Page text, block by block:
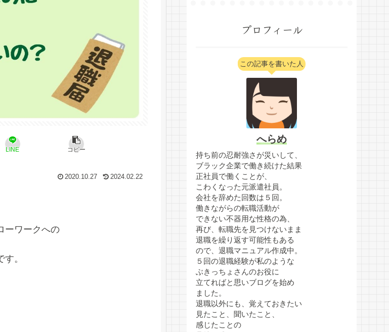
LINE コピー
2020.10.27 2024.02.22
ーワークへの
。
プロフィール
この記事を書いた人
へらめ
持ち前の忍耐強さが災いして、
ブラック企業で働き続けた結果
正社員で働くことが、
こわくなった元派遣社員。
会社を辞めた回数は５回。
働きながらの転職活動が
できない不器用な性格の為、
再び、転職先を見つけないまま
退職を繰り返す可能性もある
ので、退職マニュアル作成中。
５回の退職経験が私のような
ぶきっちょさんのお役に
立てればと思いブログを始め
ました。
退職以外にも、覚えておきたい
見たこと、聞いたこと、
感じたことの